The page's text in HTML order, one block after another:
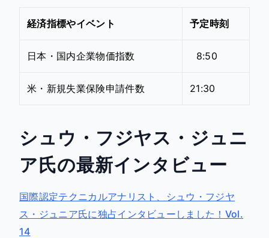
経済指標やイベント 予定時刻
日本・国内企業物価指数 8:50
米・新規失業保険申請件数 21:30
シュウ・フジヤス・ジュニ
ア氏の最新インタビュー
国際認定テクニカルアナリスト、シュウ・フジヤ
ス・ジュニア氏に独占インタビューしました！Vol.
14